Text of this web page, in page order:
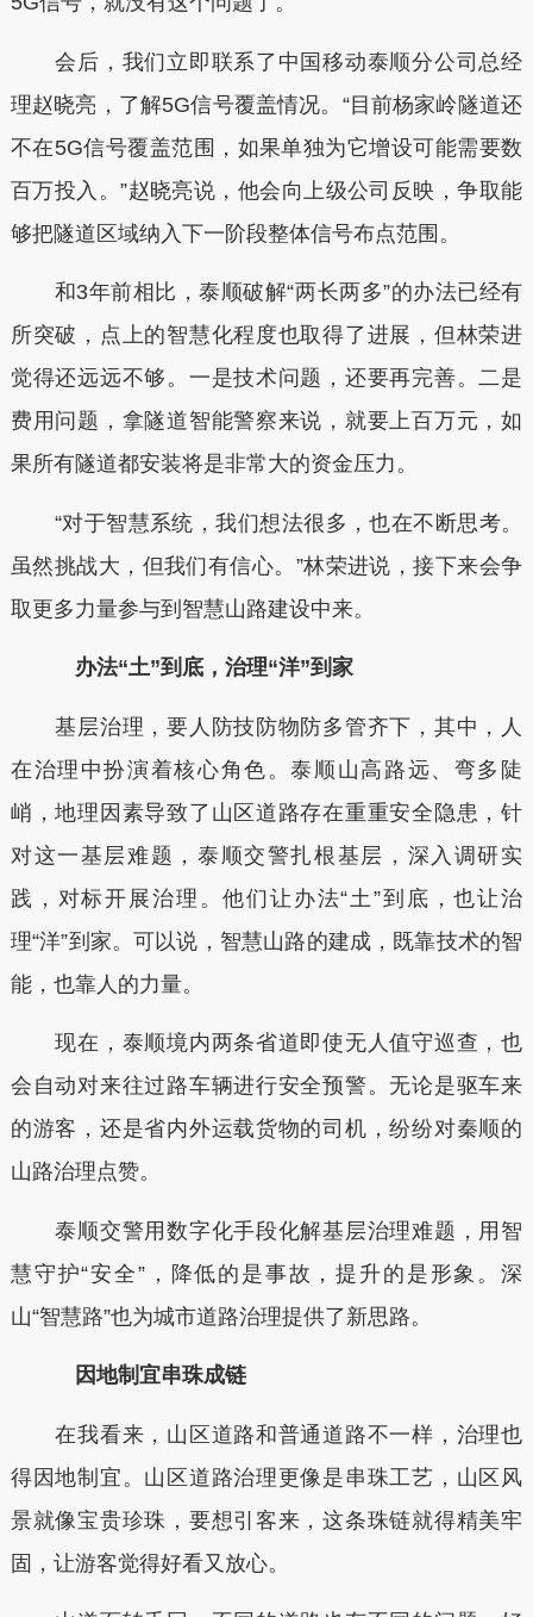
会后，我们立即联系了中国移动泰顺分公司总经
理赵晓亮，了解5G信号覆盖情况。“目前杨家岭隧道还
不在5G信号覆盖范围，如果单独为它增设可能需要数
百万投入。”赵晓亮说，他会向上级公司反映，争取能
够把隧道区域纳入下一阶段整体信号布点范围。
和3年前相比，泰顺破解“两长两多”的办法已经有
所突破，点上的智慧化程度也取得了进展，但林荣进
觉得还远远不够。一是技术问题，还要再完善。二是
费用问题，拿隧道智能警察来说，就要上百万元，如
果所有隧道都安装将是非常大的资金压力。
“对于智慧系统，我们想法很多，也在不断思考。
虽然挑战大，但我们有信心。”林荣进说，接下来会争
取更多力量参与到智慧山路建设中来。
办法“土”到底，治理“洋”到家
基层治理，要人防技防物防多管齐下，其中，人
在治理中扮演着核心角色。泰顺山高路远、弯多陡
峭，地理因素导致了山区道路存在重重安全隐患，针
对这一基层难题，泰顺交警扎根基层，深入调研实
践，对标开展治理。他们让办法“土”到底，也让治
理“洋”到家。可以说，智慧山路的建成，既靠技术的智
能，也靠人的力量。
现在，泰顺境内两条省道即使无人值守巡查，也
会自动对来往过路车辆进行安全预警。无论是驱车来
的游客，还是省内外运载货物的司机，纷纷对秦顺的
山路治理点赞。
泰顺交警用数字化手段化解基层治理难题，用智
慧守护“安全”，降低的是事故，提升的是形象。深
山“智慧路”也为城市道路治理提供了新思路。
因地制宜串珠成链
在我看来，山区道路和普通道路不一样，治理也
得因地制宜。山区道路治理更像是串珠工艺，山区风
景就像宝贵珍珠，要想引客来，这条珠链就得精美牢
固，让游客觉得好看又放心。